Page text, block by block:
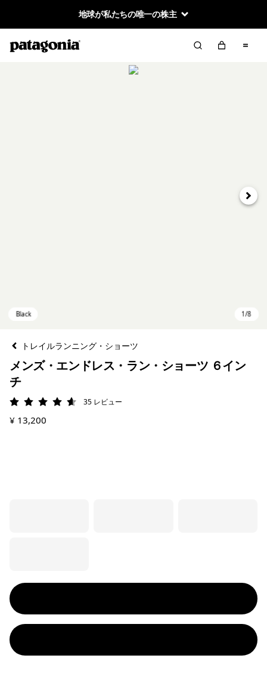
地球が私たちの唯一の株主
次へ
トレイルランニング・ショーツ
メンズ・エンドレス・ラン・ショーツ ６イン
チ
評価: 4.6 / 5
35 レビュー
¥ 13,200